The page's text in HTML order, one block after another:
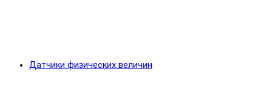
Датчики физических величин